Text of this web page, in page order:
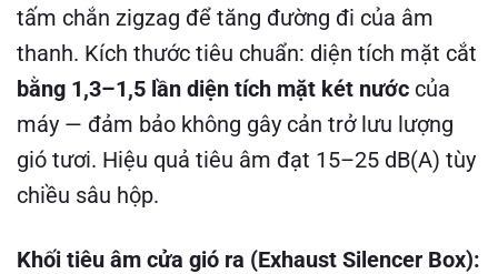
tấm chắn zigzag để tăng đường đi của âm
thanh. Kích thước tiêu chuẩn: diện tích mặt cắt
bằng 1,3–1,5 lần diện tích mặt két nước của
máy — đảm bảo không gây cản trở lưu lượng
gió tươi. Hiệu quả tiêu âm đạt 15–25 dB(A) tùy
chiều sâu hộp.
Khối tiêu âm cửa gió ra (Exhaust Silencer Box):